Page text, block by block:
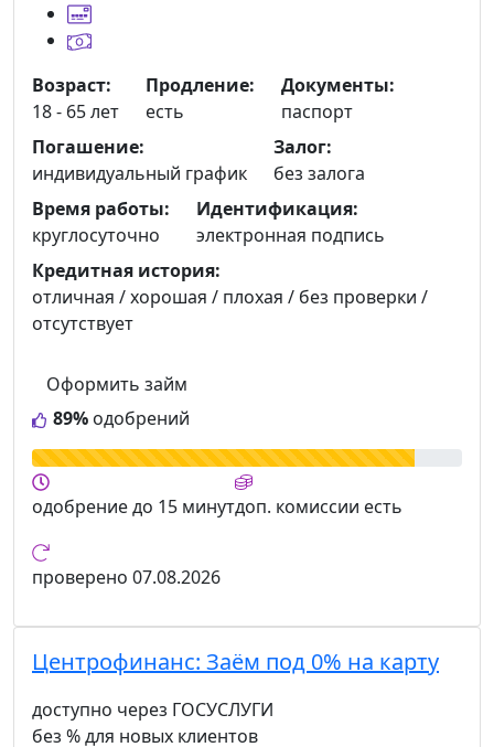
89% одобрений
Оформить займ
Возраст:
18 - 65 лет
Продление:
есть
Документы:
паспорт
Погашение:
индивидуальный график
Залог:
без залога
Время работы:
круглосуточно
Идентификация:
электронная подпись
Кредитная история:
отличная / хорошая / плохая / без проверки /
отсутствует
одобрениедо 15 минутдоп. комиссии есть
проверено 07.08.2026
Центрофинанс: Заём под 0% на карту
доступно через ГОСУСЛУГИ
без % для новых клиентов